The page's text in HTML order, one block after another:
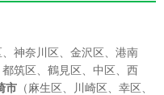
神奈川区 金沢区
港南
都筑区 鶴見区 中区
西
市 （麻生区 川崎区 幸区